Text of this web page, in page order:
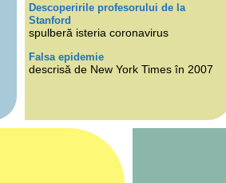
Descoperirile profesorului de la
Stanford
spulberă isteria coronavirus
Falsa epidemie
descrisă de New York Times în 2007